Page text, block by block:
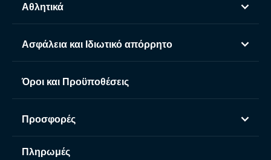
Αθλητικά
Ασφάλεια και Ιδιωτικό απόρρητο
Όροι και Προϋποθέσεις
Προσφορές
Πληρωμές